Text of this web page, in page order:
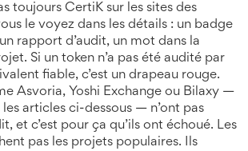
toujours CertiK sur les sites des
le voyez dans les détails : un badge
rapport d’audit, un mot dans la
Si un token n’a pas été audité par
fiable, c’est un drapeau rouge.
Asvoria, Yoshi Exchange ou Bilaxy —
articles ci-dessous — n’ont pas
et c’est pour ça qu’ils ont échoué. Les
pas les projets populaires. Ils